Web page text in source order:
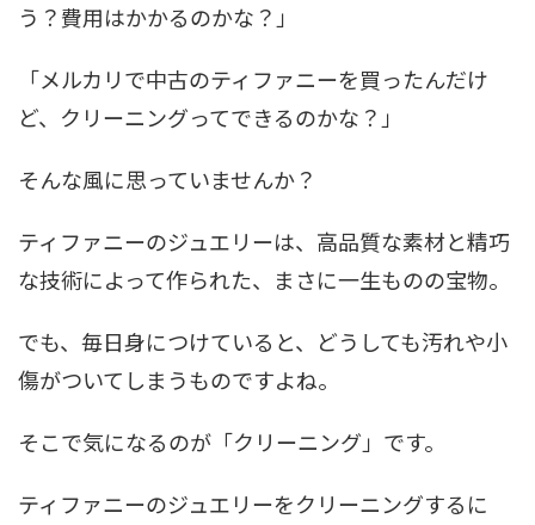
う？費用はかかるのかな？」
「メルカリで中古のティファニーを買ったんだけ
ど、クリーニングってできるのかな？」
そんな風に思っていませんか？
ティファニーのジュエリーは、高品質な素材と精巧
な技術によって作られた、まさに一生ものの宝物。
でも、毎日身につけていると、どうしても汚れや小
傷がついてしまうものですよね。
そこで気になるのが「クリーニング」です。
ティファニーのジュエリーをクリーニングするに